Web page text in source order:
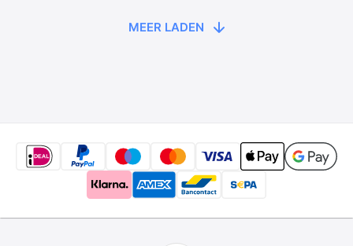
Metalen Gastheer
Audio Home Slim
MEER LADEN